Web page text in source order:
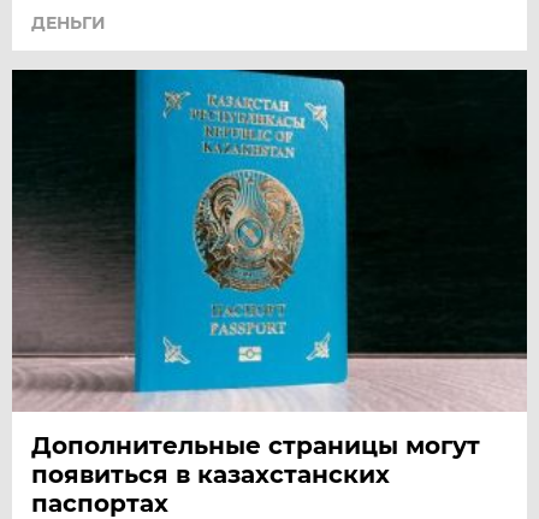
ДЕНЬГИ
Дополнительные страницы могут
появиться в казахстанских
паспортах